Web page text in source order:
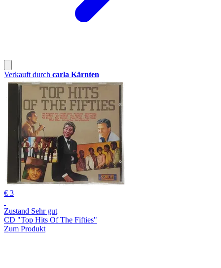
Verkauft durch carla Kärnten
€ 3
Zustand Sehr gut
CD "Top Hits Of The Fifties"
Zum Produkt